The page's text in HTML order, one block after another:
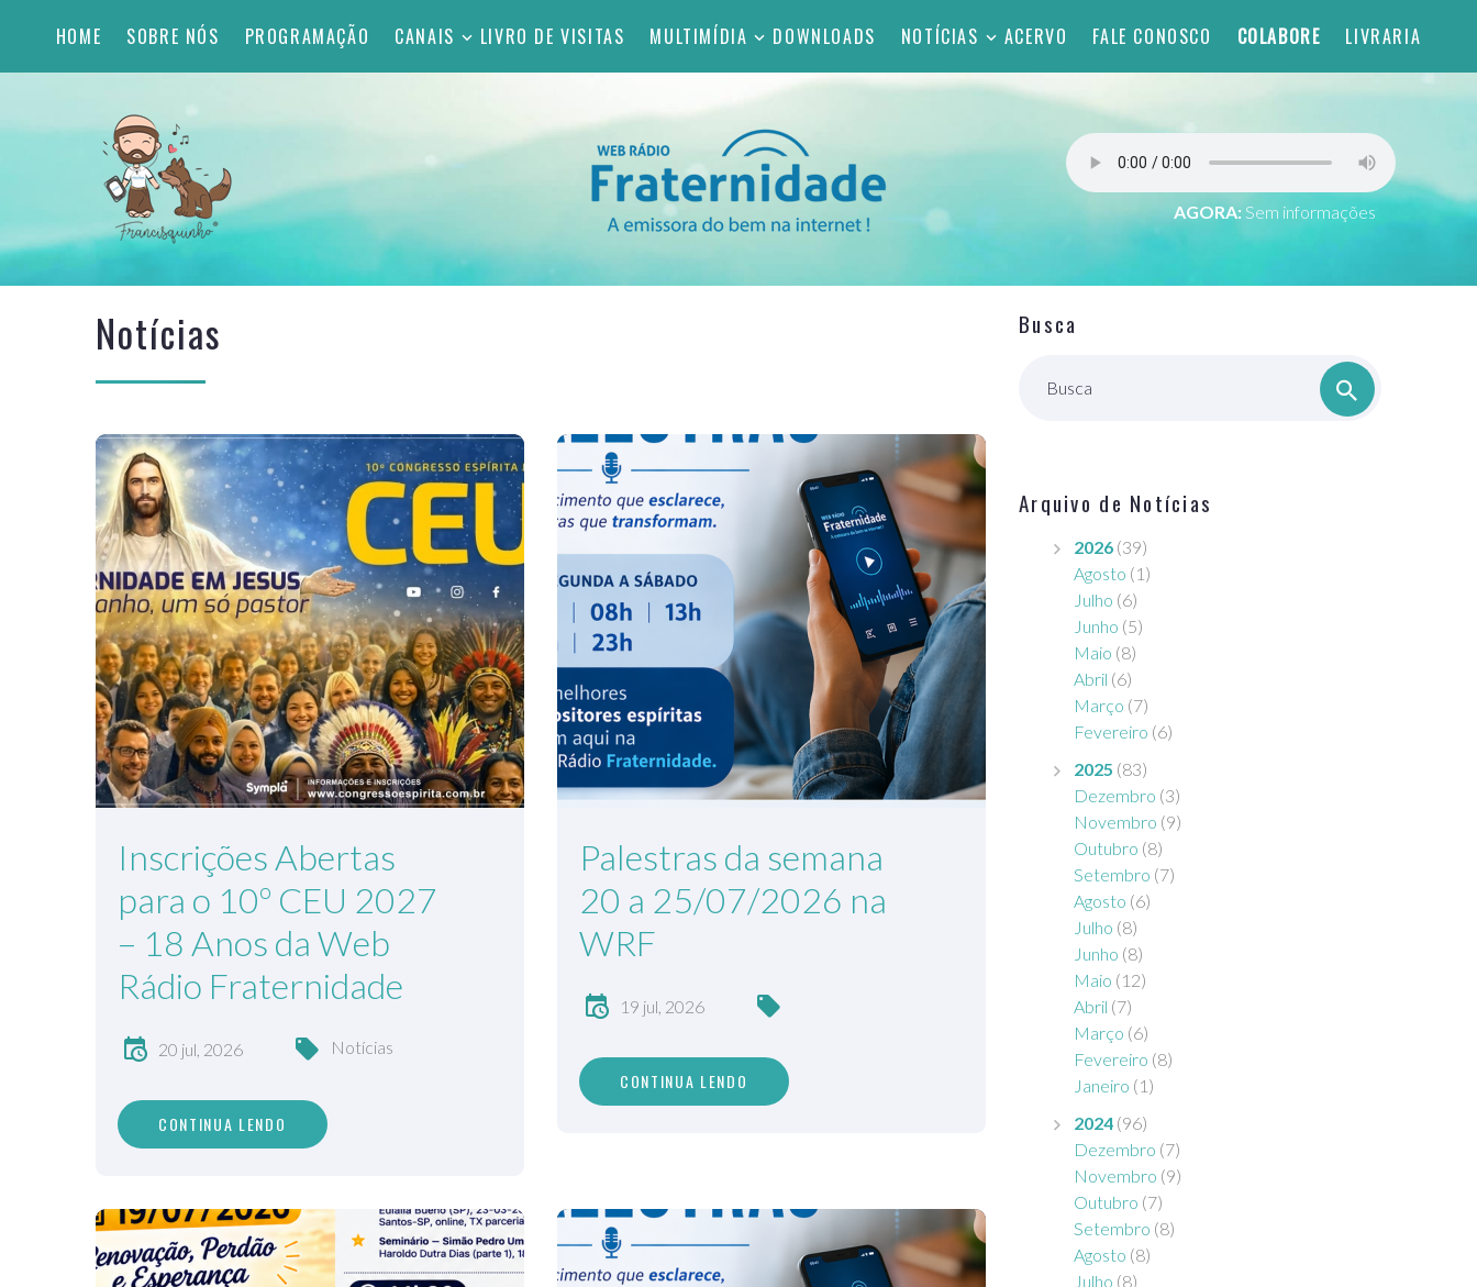
HOME SOBRE NÓS PROGRAMAÇÃO CANAIS LIVRO DE VISITAS MULTIMÍDIA DOWNLOADS NOTÍCIAS ACERVO FALE CONOSCO COLABORE LIVRARIA
AGORA: Sem informações
Notícias
Inscrições Abertas
para o 10º CEU 2027
– 18 Anos da Web
Rádio Fraternidade
20 jul, 2026 Notícias
CONTINUA LENDO
Palestras da semana
20 a 25/07/2026 na
WRF
19 jul, 2026
CONTINUA LENDO
Busca
Busca
Arquivo de Notícias
2026 (39)
Agosto (1)
Julho (6)
Junho (5)
Maio (8)
Abril (6)
Março (7)
Fevereiro (6)
2025 (83)
Dezembro (3)
Novembro (9)
Outubro (8)
Setembro (7)
Agosto (6)
Julho (8)
Junho (8)
Maio (12)
Abril (7)
Março (6)
Fevereiro (8)
Janeiro (1)
2024 (96)
Dezembro (7)
Novembro (9)
Outubro (7)
Setembro (8)
Agosto (8)
Julho (8)